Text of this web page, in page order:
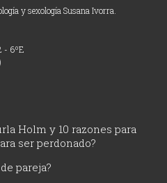
y sexología Susana Ivorra.
- 6ºE
Holm y 10 razones para
ser perdonado?
pareja?